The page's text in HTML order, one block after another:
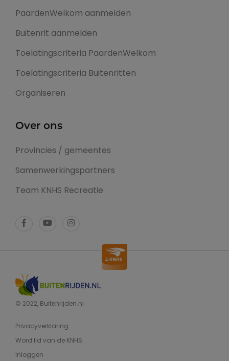
PaardenWelkom aanmelden
Buitenrit aanmelden
Toelatingscriteria PaardenWelkom
Toelatingscriteria Buitenritten
Organiseren
Over ons
Provincies / gemeentes
Samenwerkingspartners
Team KNHS Recreatie
© 2022, Buitenrijden.nl
Privacyverklaring
Word lid van de KNHS
Inloggen